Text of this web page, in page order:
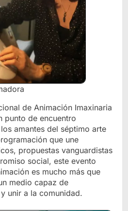
de Animación Imaxinaria
punto de encuentro
amantes del séptimo arte
que une
propuestas vanguardistas
social, este evento
es mucho más que
medio capaz de
unir a la comunidad.